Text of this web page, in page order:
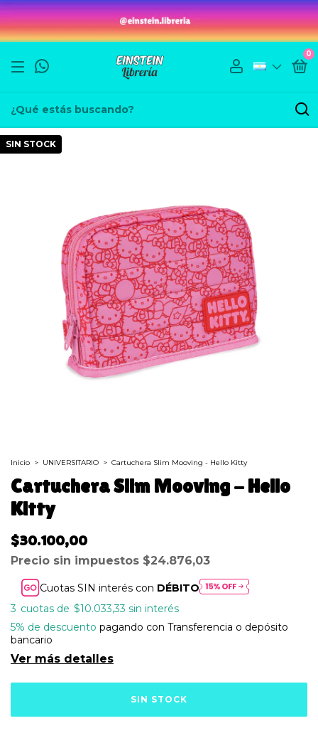
0
SIN STOCK
Inicio > UNIVERSITARIO > Cartuchera Slim Mooving - Hello Kitty
Cartuchera Slim Mooving - Hello
Kitty
$30.100,00
Precio sin impuestos $24.876,03
Cuotas SIN interés con DÉBITO
3
$10.033,33 sin interés
5% de descuento pagando con Transferencia o depósito
bancario
Ver más detalles